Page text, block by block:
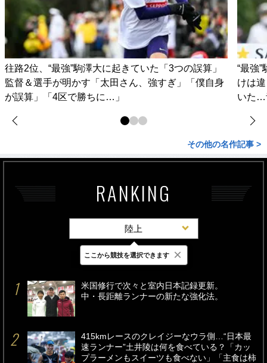
往路2位、“最強”駒澤大に起きていた「3つの誤算」
監督＆選手が明かす「太田さん、強すぎ」「僕自身
が誤算」「4区で勝ちに…」
“最強
けは
いた…
その他の名作記事 >
RANKING
陸上
最新 24時間 週間
米国修行で次々と室内日本記録更新。
中・長距離ランナーの新たな強化法。
415kmレースのクレイジーなウラ側…“日本最
速ランナー”土井陵は何を食べている？「カッ
プラーメンもスイーツも食べない」「主食は柿
ここから競技を選択できます ×